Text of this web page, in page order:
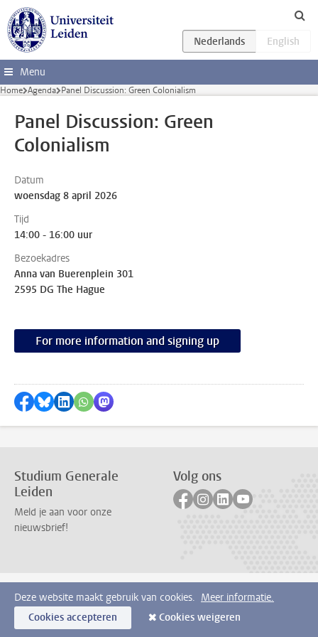
Ga direct naar de inhoud
Menu
Home Agenda Panel Discussion: Green Colonialism
Panel Discussion: Green
Colonialism
Datum
woensdag 8 april 2026
Tijd
14:00 - 16:00 uur
Bezoekadres
Anna van Buerenplein 301
2595 DG The Hague
For more information and signing up
Delen op Facebook
Delen via Bluesky
Delen op LinkedIn
Delen via WhatsApp
Delen via Mastodon
Studium Generale
Leiden
Meld je aan voor onze
nieuwsbrief!
Volg ons
Volg ons op facebook
Volg ons op instagram
Volg ons op
Volg ons op
Deze website maakt gebruik van cookies. Meer informatie.
Cookies accepteren
Cookies weigeren